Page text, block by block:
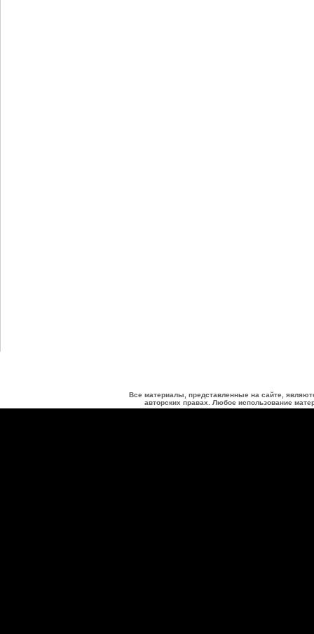
Все материалы, представленные на сайте,
авторских правах. Любое использование